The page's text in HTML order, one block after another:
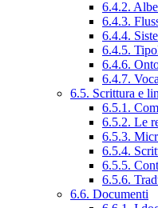
6.4.2.
6.4.3.
6.4.4.
6.4.5.
6.4.6.
6.4.7.
6.5. Scrittura e
6.5.1.
6.5.2. Le
6.5.3.
6.5.4.
6.5.5.
6.5.6.
6.6. Documenti